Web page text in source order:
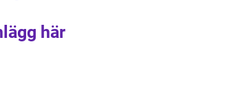
här